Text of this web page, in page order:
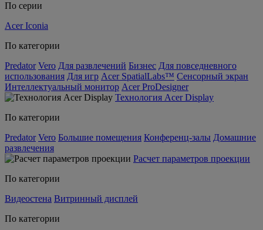
По серии
Acer Iconia
По категории
Predator Vero Для развлечений Бизнес Для повседневного
использования Для игр Acer SpatialLabs™ Сенсорный экран
Интеллектуальный монитор Acer ProDesigner
Технология Acer Display
По категории
Predator Vero Большие помещения Конференц-залы Домашние
развлечения
Расчет параметров проекции
По категории
Видеостена Витринный дисплей
По категории